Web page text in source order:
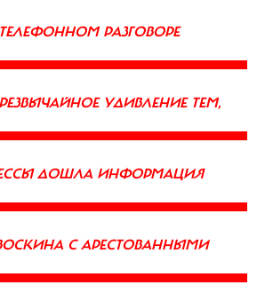
РАЗГОВОРЕ
УДИВЛЕНИЕ ТЕМ,
ДОШЛА ИНФОРМАЦИЯ
С АРЕСТОВАННЫМИ